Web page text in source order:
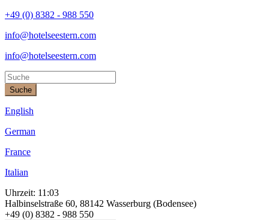
+49 (0) 8382 - 988 550
info@hotelseestern.com
info@hotelseestern.com
Suche
English
German
France
Italian
Uhrzeit: 11:03
Halbinselstraße 60, 88142 Wasserburg (Bodensee)
+49 (0) 8382 - 988 550